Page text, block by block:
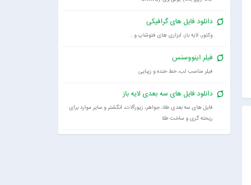
دانلود فایل های گرافیکی
وکتور، لایه باز، ابزاری های فتوشاپ و...
فیلر اینووسنس
فیلر مناسب لب، خط خنده و زیبایی
دانلود فایل های سه بعدی لایه باز
فایل های سه بعدی طلا، جواهر، زیورآلات، انگشتر و سایر موارد برای
ریخته گری و ساخت طلا